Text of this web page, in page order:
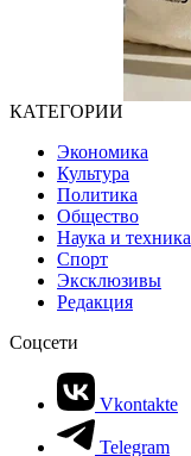
КАТЕГОРИИ
Экономика
Культура
Политика
Общество
Наука и техника
Спорт
Эксклюзивы
Редакция
Соцсети
Vkontakte
Telegram